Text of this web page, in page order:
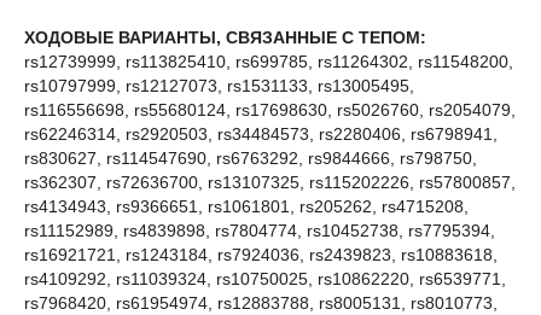
ХОДОВЫЕ ВАРИАНТЫ, СВЯЗАННЫЕ С ТЕПОМ:
rs12739999, rs113825410, rs699785, rs11264302, rs11548200,
rs10797999, rs12127073, rs1531133, rs13005495,
rs116556698, rs55680124, rs17698630, rs5026760, rs2054079,
rs62246314, rs2920503, rs34484573, rs2280406, rs6798941,
rs830627, rs114547690, rs6763292, rs9844666, rs798750,
rs362307, rs72636700, rs13107325, rs115202226, rs57800857,
rs4134943, rs9366651, rs1061801, rs205262, rs4715208,
rs11152989, rs4839898, rs7804774, rs10452738, rs7795394,
rs16921721, rs1243184, rs7924036, rs2439823, rs10883618,
rs4109292, rs11039324, rs10750025, rs10862220, rs6539771,
rs7968420, rs61954974, rs12883788, rs8005131, rs8010773,